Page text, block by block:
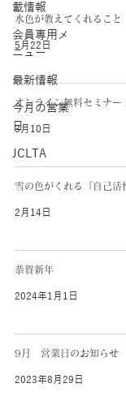
載情報
会員専用メ
ニュー
最新情報
今月の営業
日
JCLTA
水色が教えてくれること
5月22日
オンライン無料セミナー
3月10日
雪の色がくれる『自己活
2月14日
恭賀新年
2024年1月1日
9月 営業日のお知らせ
2023年8月29日